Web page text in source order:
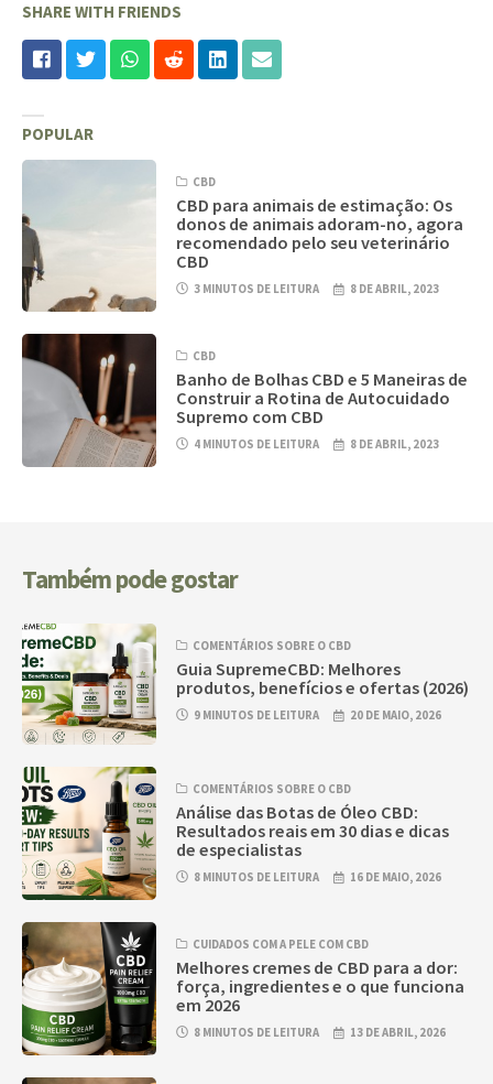
SHARE WITH FRIENDS
POPULAR
CBD
CBD para animais de estimação: Os
donos de animais adoram-no, agora
recomendado pelo seu veterinário
CBD
3 MINUTOS DE LEITURA 8 DE ABRIL, 2023
CBD
Banho de Bolhas CBD e 5 Maneiras de
Construir a Rotina de Autocuidado
Supremo com CBD
4 MINUTOS DE LEITURA 8 DE ABRIL, 2023
Também pode gostar
COMENTÁRIOS SOBRE O CBD
Guia SupremeCBD: Melhores
produtos, benefícios e ofertas (2026)
9 MINUTOS DE LEITURA 20 DE MAIO, 2026
COMENTÁRIOS SOBRE O CBD
Análise das Botas de Óleo CBD:
Resultados reais em 30 dias e dicas
de especialistas
8 MINUTOS DE LEITURA 16 DE MAIO, 2026
CUIDADOS COM A PELE COM CBD
Melhores cremes de CBD para a dor:
força, ingredientes e o que funciona
em 2026
8 MINUTOS DE LEITURA 13 DE ABRIL, 2026